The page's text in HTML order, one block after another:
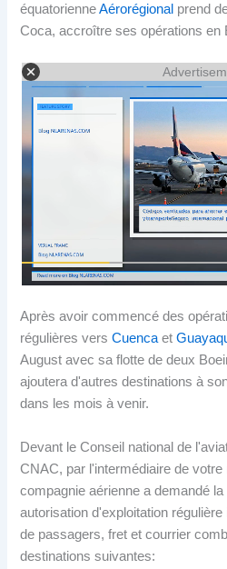
équatorienneAérorégional prend
Coca, accroître ses opérations en
Après avoir commencé des
régulières versCuenca et
August avec sa flotte de deux
ajoutera d'autres destinations à
dans les mois à venir.
Devant le Conseil national de
CNAC, par l'intermédiaire de votre
compagnie aérienne a demandé
autorisation d'exploitation
de passagers, fret et courrier
destinations suivantes: